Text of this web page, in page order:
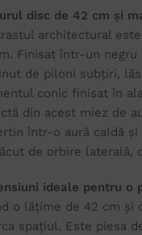
disc de 42 cm și
architectural
Finisat într-un
de piloni subțiri,
conic finisat în
din acest miez de
într-o aură caldă
de orbire laterală,
ideale pentru o
o lățime de 42 cm și
spațiul. Este piesa